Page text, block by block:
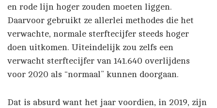
en rode lijn hoger zouden moeten liggen.
Daarvoor gebruikt ze allerlei methodes die het
verwachte, normale sterftecijfer steeds hoger
doen uitkomen. Uiteindelijk zou zelfs een
verwacht sterftecijfer van 141.640 overlijdens
voor 2020 als “normaal” kunnen doorgaan.
Dat is absurd want het jaar voordien, in 2019, zijn